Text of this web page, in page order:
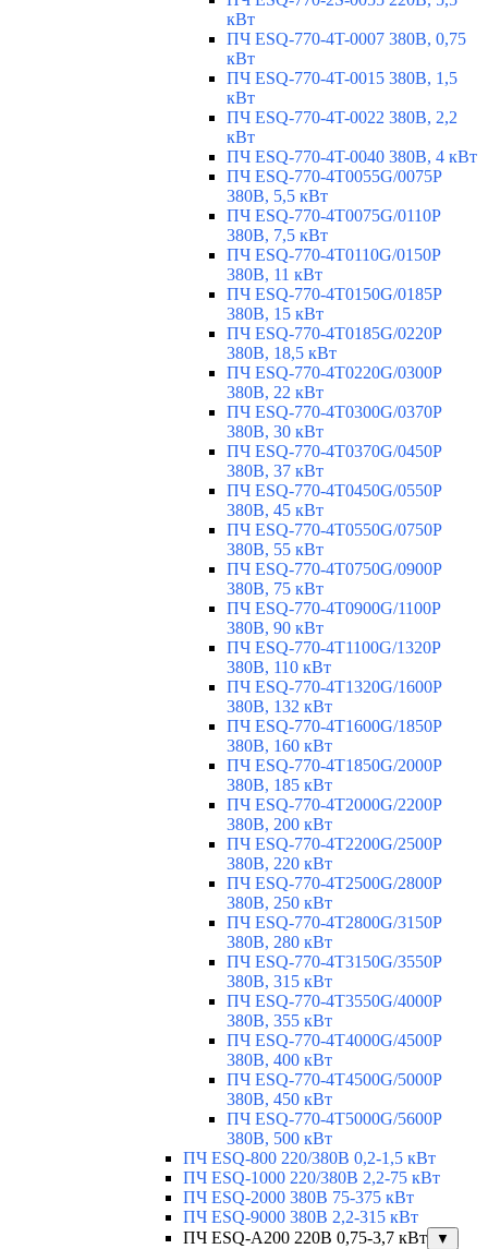
кВт
ПЧ ESQ-770-4T-0007 380В, 0,75
кВт
ПЧ ESQ-770-4T-0015 380В, 1,5
кВт
ПЧ ESQ-770-4T-0022 380В, 2,2
кВт
ПЧ ESQ-770-4T-0040 380В, 4 кВт
ПЧ ESQ-770-4T0055G/0075P
380В, 5,5 кВт
ПЧ ESQ-770-4T0075G/0110P
380В, 7,5 кВт
ПЧ ESQ-770-4T0110G/0150P
380В, 11 кВт
ПЧ ESQ-770-4T0150G/0185P
380В, 15 кВт
ПЧ ESQ-770-4T0185G/0220P
380В, 18,5 кВт
ПЧ ESQ-770-4T0220G/0300P
380В, 22 кВт
ПЧ ESQ-770-4T0300G/0370P
380В, 30 кВт
ПЧ ESQ-770-4T0370G/0450P
380В, 37 кВт
ПЧ ESQ-770-4T0450G/0550P
380В, 45 кВт
ПЧ ESQ-770-4T0550G/0750P
380В, 55 кВт
ПЧ ESQ-770-4T0750G/0900P
380В, 75 кВт
ПЧ ESQ-770-4T0900G/1100P
380В, 90 кВт
ПЧ ESQ-770-4T1100G/1320P
380В, 110 кВт
ПЧ ESQ-770-4T1320G/1600P
380В, 132 кВт
ПЧ ESQ-770-4T1600G/1850P
380В, 160 кВт
ПЧ ESQ-770-4T1850G/2000P
380В, 185 кВт
ПЧ ESQ-770-4T2000G/2200P
380В, 200 кВт
ПЧ ESQ-770-4T2200G/2500P
380В, 220 кВт
ПЧ ESQ-770-4T2500G/2800P
380В, 250 кВт
ПЧ ESQ-770-4T2800G/3150P
380В, 280 кВт
ПЧ ESQ-770-4T3150G/3550P
380В, 315 кВт
ПЧ ESQ-770-4T3550G/4000P
380В, 355 кВт
ПЧ ESQ-770-4T4000G/4500P
380В, 400 кВт
ПЧ ESQ-770-4T4500G/5000P
380В, 450 кВт
ПЧ ESQ-770-4T5000G/5600P
380В, 500 кВт
ПЧ ESQ-800 220/380В 0,2-1,5 кВт
ПЧ ESQ-1000 220/380В 2,2-75 кВт
ПЧ ESQ-2000 380В 75-375 кВт
ПЧ ESQ-9000 380В 2,2-315 кВт
ПЧ ESQ-A200 220В 0,75-3,7 кВт
▼